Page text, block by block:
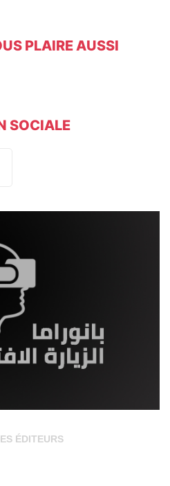
PLAIRE AUSSI
SOCIALE
ÉDITEURS